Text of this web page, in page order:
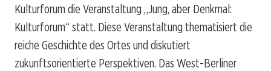
Kulturforum die Veranstaltung „Jung, aber Denkmal:
Kulturforum“ statt. Diese Veranstaltung thematisiert die
reiche Geschichte des Ortes und diskutiert
zukunftsorientierte Perspektiven. Das West-Berliner